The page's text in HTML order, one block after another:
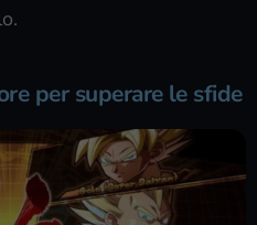
per superare le sfide